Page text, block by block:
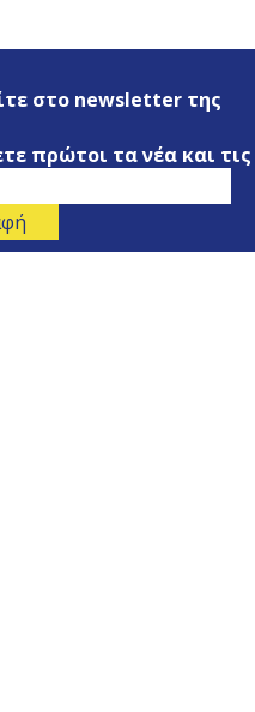
στο newsletter της
πρώτοι τα νέα και τις